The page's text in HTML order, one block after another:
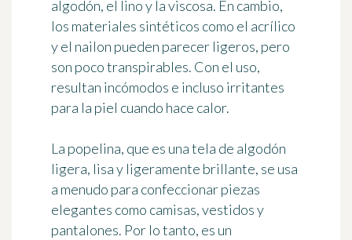
algodón, el lino y la viscosa. En cambio,
los materiales sintéticos como el acrílico
y el nailon pueden parecer ligeros, pero
son poco transpirables. Con el uso,
resultan incómodos e incluso irritantes
para la piel cuando hace calor.
La popelina, que es una tela de algodón
ligera, lisa y ligeramente brillante, se usa
a menudo para confeccionar piezas
elegantes como camisas, vestidos y
pantalones. Por lo tanto, es un